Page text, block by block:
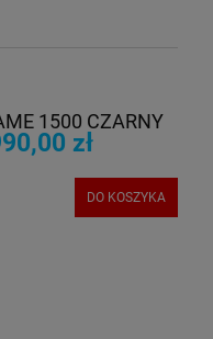
1500 CZARNY
zł
DO KOSZYKA